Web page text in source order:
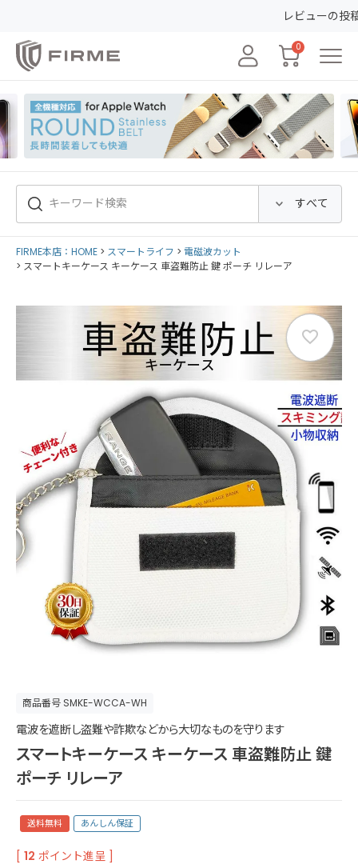
レビューの投稿で50ポイント
0
FIRME本店：HOME スマートライフ
電磁波カット
スマートキーケース キーケース 車盗難防止 鍵 ポーチ リレーア
商品番号 SMKE-WCCA-WH
電波を遮断し盗難や詐欺などから大切なものを守ります
スマートキーケース キーケース 車盗難防止 鍵
ポーチ リレーア
送料無料 あんしん保証
[ 12 ポイント進呈 ]